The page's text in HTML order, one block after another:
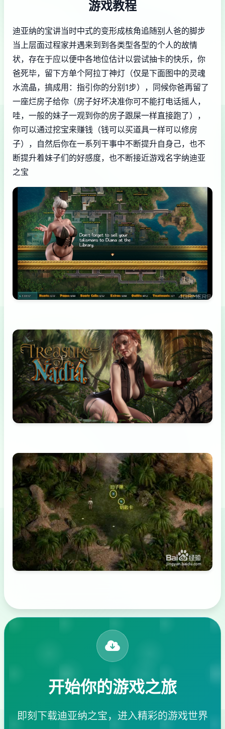
游戏教程
迪亚纳的宝讲当时中式的变形成核角追随别人爸的脚步
当上层面过程家并遇来到到各类型各型的个人的故情
状，存在于应以便中各地位估计以尝试抽卡的快乐，你
爸死毕，留下方单个阿拉丁神灯（仅是下面图中的灵魂
水流晶，搞成用：指引你的分别1步），同候你爸再留了
一座烂房子给你（房子好坏决准你可不能打电话摇人，
哇，一般的妹子一观到你的房子跟屎一样直接跑了），
你可以通过挖宝来赚钱（钱可以买道具一样可以修房
子），自然后你在一系列干事中不断提升自身己，也不
断提升着妹子们的好感度，也不断接近游戏名字纳迪亚
之宝
开始你的游戏之旅
即刻下载迪亚纳之宝，进入精彩的游戏世界